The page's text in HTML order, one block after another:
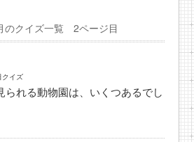
のクイズ一覧 2ページ目
イズ
られる動物園は、いくつあるでし